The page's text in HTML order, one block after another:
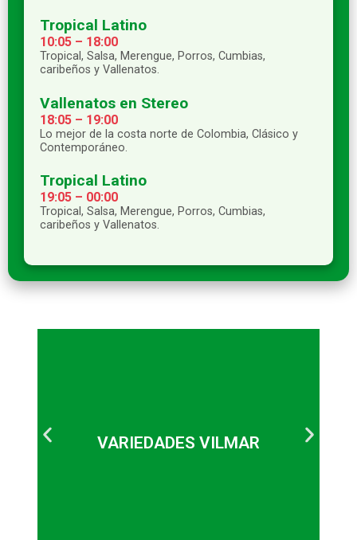
Tropical Latino
10:05 – 18:00
Tropical, Salsa, Merengue, Porros, Cumbias,
caribeños y Vallenatos.
Vallenatos en Stereo
18:05 – 19:00
Lo mejor de la costa norte de Colombia, Clásico y
Contemporáneo.
Tropical Latino
19:05 – 00:00
Tropical, Salsa, Merengue, Porros, Cumbias,
caribeños y Vallenatos.
VARIEDADES VILMAR
científicas, deportivas, culturales,